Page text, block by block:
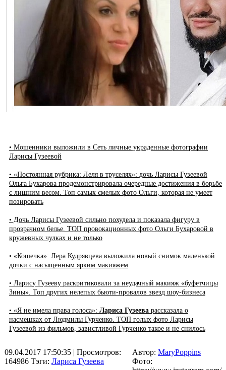
• Мошенники выложили в Сеть личные украденные фотографии
Ларисы Гузеевой
• «Постоянная рубрика: Леля в труселях»: дочь Ларисы Гузеевой
Ольга Бухарова продемонстрировала очередные достижения в борьбе
с лишним весом. Топ самых смелых фото Ольги, которая не умеет
позировать
• Дочь Ларисы Гузеевой сильно похудела и показала фигуру в
прозрачном белье. ТОП провокационных фото Ольги Бухаровой в
кружевных чулках и не только
• «Кошечка»: Лера Кудрявцева выложила новый снимок маленькой
дочки с насыщенным ярким макияжем
• Ларису Гузееву раскритиковали за неудачный макияж «буфетчицы
Зины». Топ других нелепых бьюти-провалов звезд шоу-бизнеса
• «Я не имела права голоса»: Лариса Гузеева рассказала о
насмешках от Людмилы Гурченко. ТОП голых фото Ларисы
Гузеевой из фильмов, завистливой Гурченко такое и не снилось
09.04.2017 17:50:35 | Просмотров:
164986 Тэги: Лариса Гузеева
Автор: MaryPoppins
Фото: